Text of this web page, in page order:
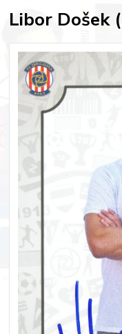
Libor Došek